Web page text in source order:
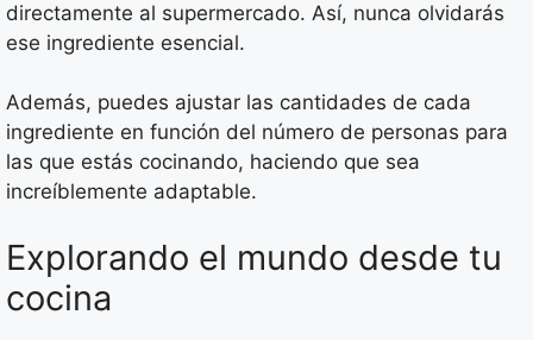
directamente al supermercado. Así, nunca olvidarás
ese ingrediente esencial.
Además, puedes ajustar las cantidades de cada
ingrediente en función del número de personas para
las que estás cocinando, haciendo que sea
increíblemente adaptable.
Explorando el mundo desde tu
cocina